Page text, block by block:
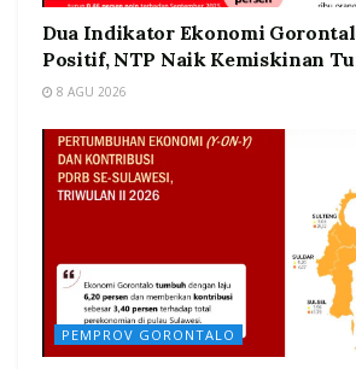
Dua Indikator Ekonomi
Positif, NTP Naik Kemiskinan
8 AGU 2026
PEMPROV GORONTALO